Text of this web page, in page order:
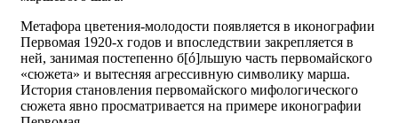
Метафора цветения-молодости появляется в иконографии
Первомая 1920-х годов и впоследствии закрепляется в
ней, занимая постепенно б[ó]льшую часть первомайского
«сюжета» и вытесняя агрессивную символику марша.
История становления первомайского мифологического
сюжета явно просматривается на примере иконографии